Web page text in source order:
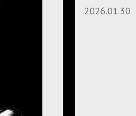
2026.01.30